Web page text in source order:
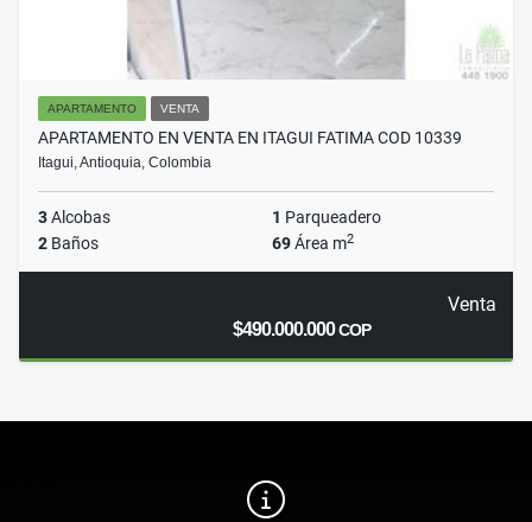
APARTAMENTO VENTA
APARTAMENTO EN VENTA EN ITAGUI FATIMA COD 10339
Itagui, Antioquia, Colombia
3Alcobas 1 Parqueadero
2 Baños 69Área m2
Venta
$490.000.000COP